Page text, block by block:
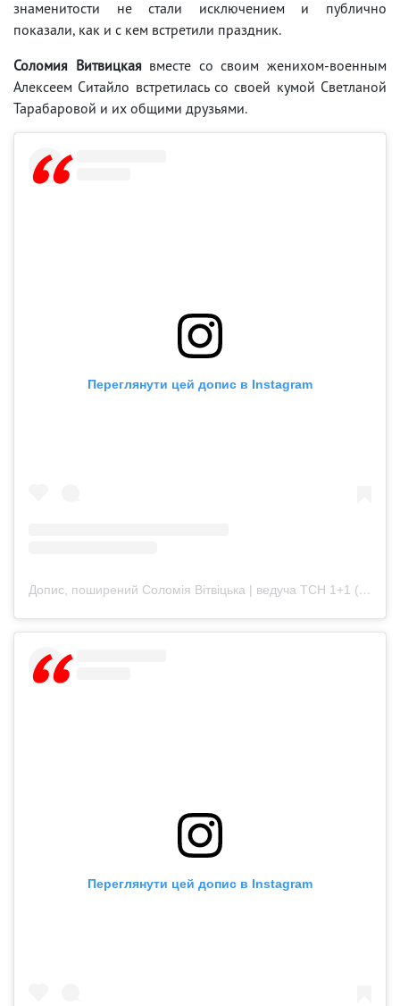
знаменитости не стали исключением и публично
показали, как и с кем встретили праздник.
Соломия Витвицкая вместе со своим женихом-военным
Алексеем Ситайло встретилась со своей кумой Светланой
Тарабаровой и их общими друзьями.
Переглянути цей допис в Instagram
Допис, поширений Соломія Вітвіцька | ведуча ТСН 1+1 (@solomiyavitvitska)
Переглянути цей допис в Instagram